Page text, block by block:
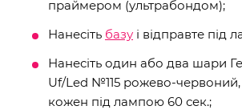
праймером (ультрабондом);
Нанесіть базу і відправте під
Нанесіть один або два шари
Uf/Led №115 рожево-
кожен під лампою 60 сек.;